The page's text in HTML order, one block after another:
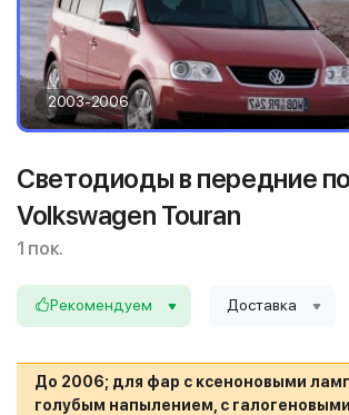
2003-2006
Светодиоды в передние
Volkswagen Touran
1 пок.
Рекомендуем Доставка
До 2006; для фар с ксеноновыми
голубым напылением, с